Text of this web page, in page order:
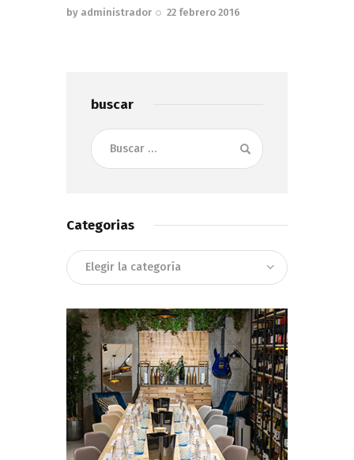
by administrador 22 febrero 2016
buscar
Buscar:
Categorias
Categorias